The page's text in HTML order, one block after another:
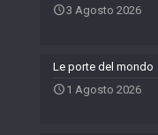
3 Agosto 2026
Le porte del mondo
1 Agosto 2026